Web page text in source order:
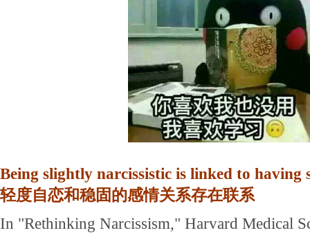
Being slightly narcissistic is linked to having
轻度自恋和稳固的感情关系存在联系
In "Rethinking Narcissism," Harvard Medical